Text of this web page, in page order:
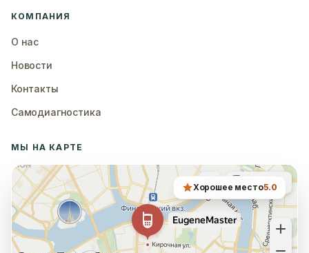
КОМПАНИЯ
О нас
Новости
Контакты
Самодиагностика
МЫ НА КАРТЕ
Хорошее место5.0